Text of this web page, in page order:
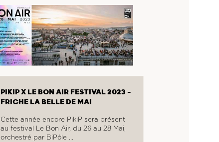
PIKIP X LE BON AIR FESTIVAL 2023 -
FRICHE LA BELLE DE MAI
Cette année encore PikiP sera présent
au festival Le Bon Air, du 26 au 28 Mai,
orchestré par BiPôle …